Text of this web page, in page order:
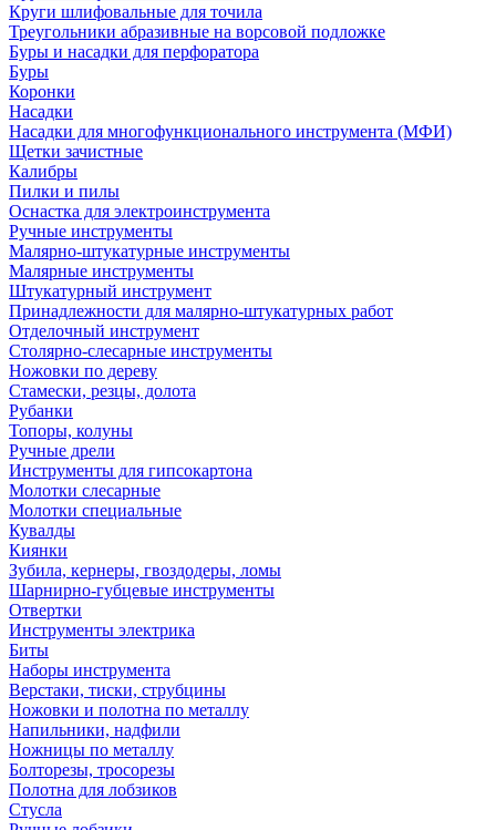
Круги шлифовальные для точила
Треугольники абразивные на ворсовой подложке
Буры и насадки для перфоратора
Буры
Коронки
Насадки
Насадки для многофункционального инструмента (МФИ)
Щетки зачистные
Калибры
Пилки и пилы
Оснастка для электроинструмента
Ручные инструменты
Малярно-штукатурные инструменты
Малярные инструменты
Штукатурный инструмент
Принадлежности для малярно-штукатурных работ
Отделочный инструмент
Столярно-слесарные инструменты
Ножовки по дереву
Стамески, резцы, долота
Рубанки
Топоры, колуны
Ручные дрели
Инструменты для гипсокартона
Молотки слесарные
Молотки специальные
Кувалды
Киянки
Зубила, кернеры, гвоздодеры, ломы
Шарнирно-губцевые инструменты
Отвертки
Инструменты электрика
Биты
Наборы инструмента
Верстаки, тиски, струбцины
Ножовки и полотна по металлу
Напильники, надфили
Ножницы по металлу
Болторезы, тросорезы
Полотна для лобзиков
Стусла